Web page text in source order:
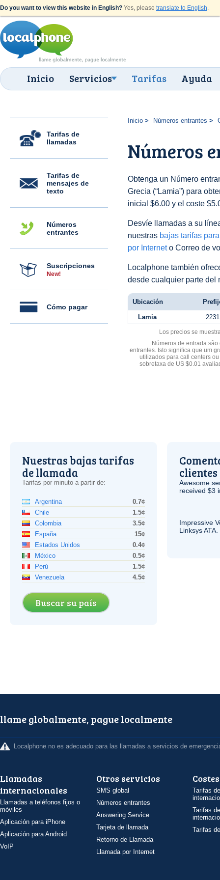
Do you want to view this website in English? Yes, please translate to English.
Inicio Servicios Tarifas Ayuda
Tarifas de
llamadas
Tarifas de
mensajes de
texto
Números
entrantes
Suscripciones
New!
Cómo pagar
Inicio Números entrantes
Números
Obtenga un Número
Grecia (“Lamia”) para
inicial $6.00 y el coste
Desvíe llamadas a su
nuestras bajas tarifas
por Interneto Correo de
Localphone también
desde cualquier parte del
Ubicación
Lamia 2231
Los precios se
Números de entrada
entrantes. Isto significa que um
utilizados para call centers
sobretaxa de US $0.01
Nuestras bajas tarifas
de llamada
Tarifas por minuto a partir de:
Argentina
0.7¢
Chile
1.5¢
Colombia
3.5¢
España
15¢
Estados Unidos
0.4¢
México
0.5¢
Perú
1.5¢
Venezuela
4.5¢
Buscar su país
clientes
Awesome
received $3
Impressive
LinksysATA
llame globalmente, pague localmente
Localphone no es adecuado para las llamadas a servicios de
Llamadas
internacionales
Llamadas a teléfonos fijos o
móviles
Aplicación para iPhone
Aplicación para Android
VoIP
Otros servicios
SMS global
Números entrantes
Answering Service
Tarjeta de llamada
Retorno de Llamada
Llamada por Internet
Costes
Tarifas
Tarifas
Tarifas